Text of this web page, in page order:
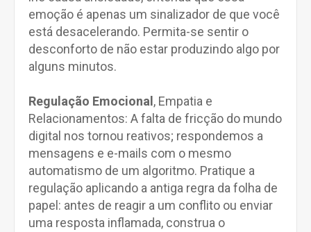
emoção é apenas um sinalizador de que você
está desacelerando. Permita-se sentir o
desconforto de não estar produzindo algo por
alguns minutos.
Regulação Emocional , Empatia e
Relacionamentos: A falta de fricção do mundo
digital nos tornou reativos; respondemos a
mensagens e e-mails com o mesmo
automatismo de um algoritmo. Pratique a
regulação aplicando a antiga regra da folha de
papel: antes de reagir a um conflito ou enviar
uma resposta inflamada, construa o